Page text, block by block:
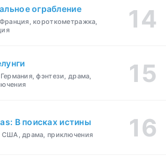
ограбление
короткометражка,
фэнтези, драма,
В поисках истины
США, драма, приключения